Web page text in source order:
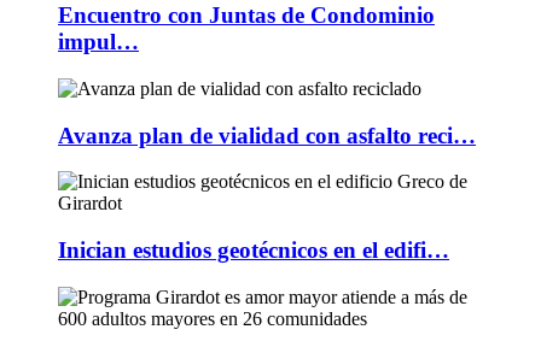
Encuentro con Juntas de Condominio
impul…
Avanza plan de vialidad con asfalto reci…
Inician estudios geotécnicos en el edifi…